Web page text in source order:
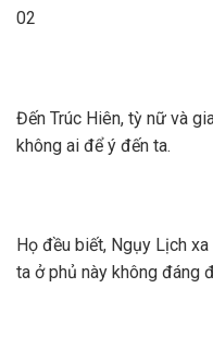
02
Đến Trúc Hiên, tỳ nữ và
không ai để ý đến ta.
Họ đều biết, Ngụy Lịch
ta ở phủ này không đáng